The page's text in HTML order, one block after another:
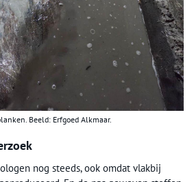
Beeld: Erfgoed Alkmaar.
nog steeds, ook omdat vlakbij